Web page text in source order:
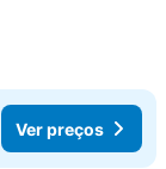
Ver preços